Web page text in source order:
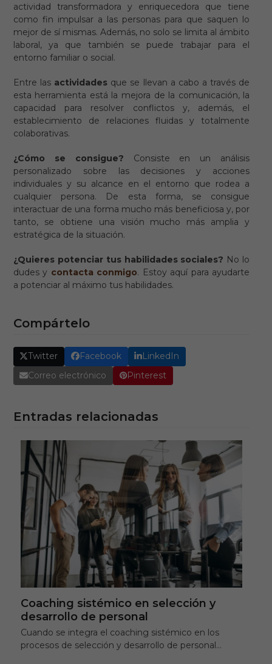
actividad transformadora y enriquecedora que tiene
como fin impulsar a las personas para que saquen lo
mejor de sí mismas. Además, no solo se limita al ámbito
laboral, ya que también se puede trabajar para el
entorno familiar o social.
Entre las actividades que se llevan a cabo a través de
esta herramienta está la mejora de la comunicación, la
capacidad para resolver conflictos y, además, el
establecimiento de relaciones fluidas y totalmente
colaborativas.
¿Cómo se consigue? Consiste en un análisis
personalizado sobre las decisiones y acciones
individuales y su alcance en el entorno que rodea a
cualquier persona. De esta forma, se consigue
interactuar de una forma mucho más beneficiosa y, por
tanto, se obtiene una visión mucho más amplia y
estratégica de la situación.
¿Quieres potenciar tus habilidades sociales? No lo
dudes y contacta conmigo. Estoy aquí para ayudarte
a potenciar al máximo tus habilidades.
Compártelo
Twitter Facebook
LinkedIn
Correo electrónico
Pinterest
Entradas relacionadas
Coaching sistémico en selección y
desarrollo de personal
Cuando se integra el coaching sistémico en los
procesos de selección y desarrollo de personal…